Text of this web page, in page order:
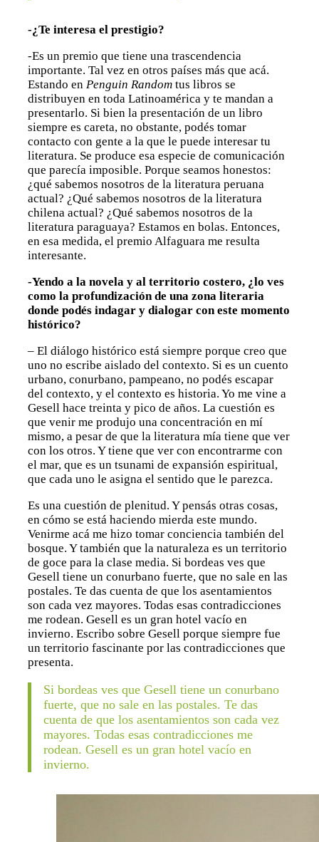
-¿Te interesa el prestigio?
-Es un premio que tiene una trascendencia
importante. Tal vez en otros países más que acá.
Estando en Penguin Randomtus libros se
distribuyen en toda Latinoamérica y te mandan a
presentarlo. Si bien la presentación de un libro
siempre es careta, no obstante, podés tomar
contacto con gente a la que le puede interesar tu
literatura. Se produce esa especie de comunicación
que parecía imposible. Porque seamos honestos:
¿qué sabemos nosotros de la literatura peruana
actual? ¿Qué sabemos nosotros de la literatura
chilena actual? ¿Qué sabemos nosotros de la
literatura paraguaya? Estamos en bolas. Entonces,
en esa medida, el premio Alfaguara me resulta
interesante.
-Yendo a la novela y al territorio costero, ¿lo ves
como la profundización de una zona literaria
donde podés indagar y dialogar con este momento
histórico?
– El diálogo histórico está siempre porque creo que
uno no escribe aislado del contexto. Si es un cuento
urbano, conurbano, pampeano, no podés escapar
del contexto, y el contexto es historia. Yo me vine a
Gesell hace treinta y pico de años. La cuestión es
que venir me produjo una concentración en mí
mismo, a pesar de que la literatura mía tiene que ver
con los otros. Y tiene que ver con encontrarme con
el mar, que es un tsunami de expansión espiritual,
que cada uno le asigna el sentido que le parezca.
Es una cuestión de plenitud. Y pensás otras cosas,
en cómo se está haciendo mierda este mundo.
Venirme acá me hizo tomar conciencia también del
bosque. Y también que la naturaleza es un territorio
de goce para la clase media. Si bordeas ves que
Gesell tiene un conurbano fuerte, que no sale en las
postales. Te das cuenta de que los asentamientos
son cada vez mayores. Todas esas contradicciones
me rodean. Gesell es un gran hotel vacío en
invierno. Escribo sobre Gesell porque siempre fue
un territorio fascinante por las contradicciones que
presenta.
Si bordeas ves que Gesell tiene un conurbano
fuerte, que no sale en las postales. Te das
cuenta de que los asentamientos son cada vez
mayores. Todas esas contradicciones me
rodean. Gesell es un gran hotel vacío en
invierno.